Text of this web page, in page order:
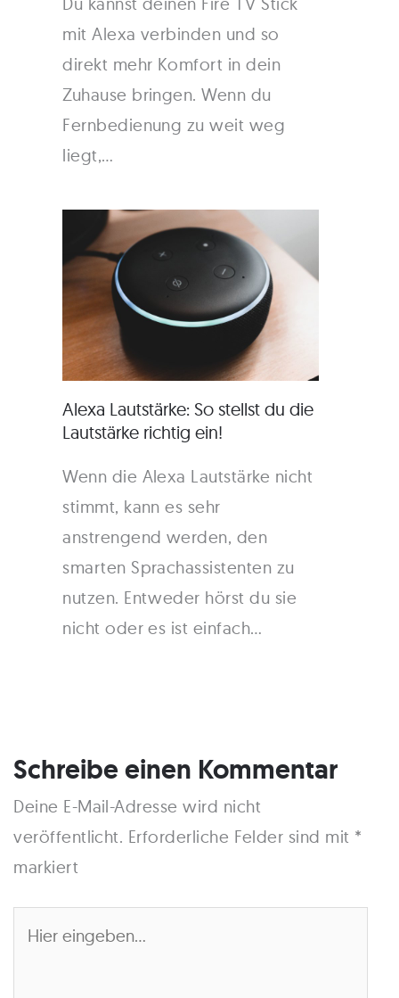
mit Alexa verbinden und so
direkt mehr Komfort in dein
Zuhause bringen. Wenn du
Fernbedienung zu weit weg
liegt,…
Alexa Lautstärke: So stellst du die
Lautstärke richtig ein!
Wenn die Alexa Lautstärke nicht
stimmt, kann es sehr
anstrengend werden, den
smarten Sprachassistenten zu
nutzen. Entweder hörst du sie
nicht oder es ist einfach…
Schreibe einen Kommentar
Deine E-Mail-Adresse wird nicht
veröffentlicht. Erforderliche Felder sind mit *
markiert
eingeben…